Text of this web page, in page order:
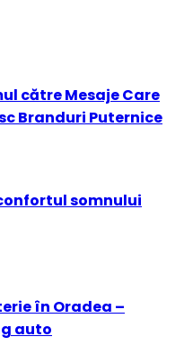
către Mesaje Care
Branduri Puternice
somnului
în Oradea –
auto